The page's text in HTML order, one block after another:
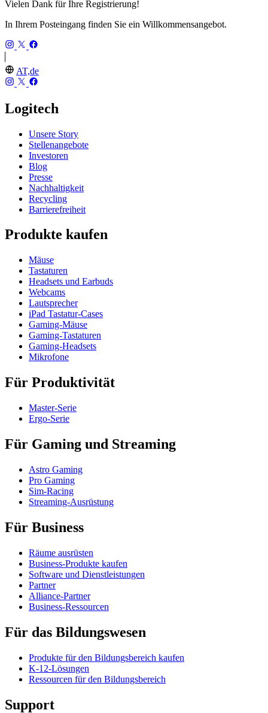
Vielen Dank für Ihre Registrierung!
In Ihrem Posteingang finden Sie ein Willkommensangebot.
AT,de
Logitech
Unsere Story
Stellenangebote
Investoren
Blog
Presse
Nachhaltigkeit
Recycling
Barrierefreiheit
Produkte kaufen
Mäuse
Tastaturen
Headsets und Earbuds
Webcams
Lautsprecher
iPad Tastatur-Cases
Gaming-Mäuse
Gaming-Tastaturen
Gaming-Headsets
Mikrofone
Für Produktivität
Master-Serie
Ergo-Serie
Für Gaming und Streaming
Astro Gaming
Pro Gaming
Sim-Racing
Streaming-Ausrüstung
Für Business
Räume ausrüsten
Business-Produkte kaufen
Software und Dienstleistungen
Partner
Alliance-Partner
Business-Ressourcen
Für das Bildungswesen
Produkte für den Bildungsbereich kaufen
K-12-Lösungen
Ressourcen für den Bildungsbereich
Support